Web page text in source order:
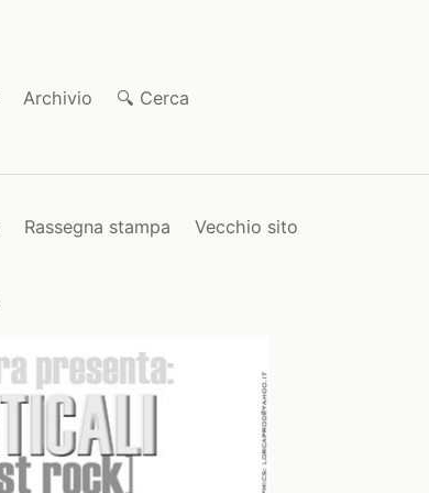
Archivio
🔍 Cerca
Rassegna stampa
Vecchio sito